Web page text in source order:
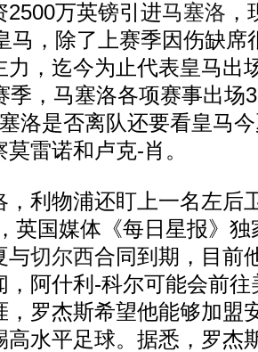
2500万英镑引进马塞洛
马，除了上赛季因伤缺席
力，迄今为止代表皇马出
季，马塞洛各项赛事出场
洛是否离队还要看皇马
雷诺和卢克-肖。
物浦还盯上一名左后
，英国媒体《每日星报》
与切尔西合同到期，目前
，阿什利-科尔可能会前往
，罗杰斯希望他能够加盟
高水平足球。据悉，罗杰